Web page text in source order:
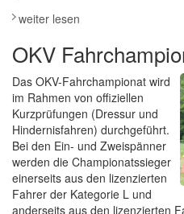
weiter lesen
OKV
Das OKV-Fahrchampionat wird
im Rahmen von offiziellen
Kurzprüfungen (Dressur und
Hindernisfahren) durchgeführt.
Bei den Ein- und Zweispänner
werden die Championatssieger
einerseits aus den lizenzierten
Fahrer der Kategorie L und
anderseits aus den lizenzierten